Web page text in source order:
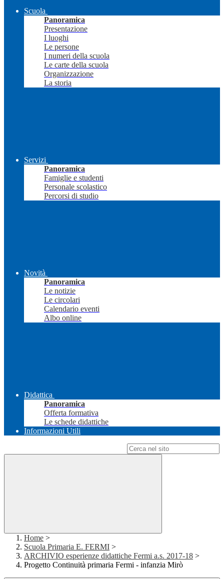
Scuola
Panoramica
Presentazione
I luoghi
Le persone
I numeri della scuola
Le carte della scuola
Organizzazione
La storia
Servizi
Panoramica
Famiglie e studenti
Personale scolastico
Percorsi di studio
Novità
Panoramica
Le notizie
Le circolari
Calendario eventi
Albo online
Didattica
Panoramica
Offerta formativa
Le schede didattiche
Informazioni Utili
Home >
Scuola Primaria E. FERMI >
ARCHIVIO esperienze didattiche Fermi a.s. 2017-18 >
Progetto Continuità primaria Fermi - infanzia Mirò